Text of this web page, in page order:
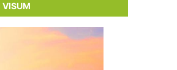
VISUM